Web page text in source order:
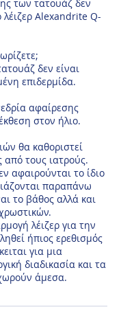
των τατουάζ δεν
λέιζερ Alexandrite Q-
δεν είναι
επιδερμίδα.
αφαίρεσης
στον ήλιο.
θα καθοριστεί
από τους ιατρούς.
αφαιρούνται το ίδιο
παραπάνω
το βάθος αλλά και
λέιζερ για την
ήπιος ερεθισμός
για μια
διαδικασία και τα
άμεσα.